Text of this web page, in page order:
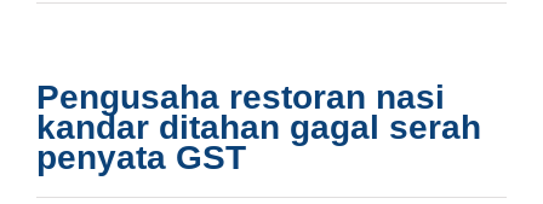
Pengusaha restoran nasi
kandar ditahan gagal serah
penyata GST